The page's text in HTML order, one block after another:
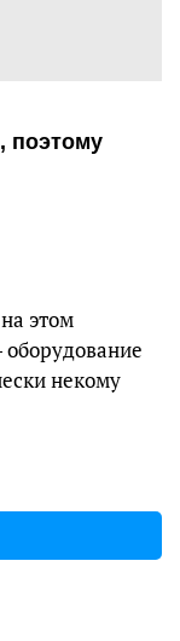
поэтому
этом
оборудование
некому